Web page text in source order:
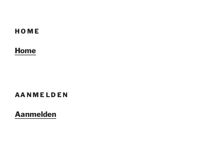
HOME
Home
AANMELDEN
Aanmelden